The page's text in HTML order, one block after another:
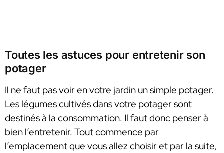
Toutes les astuces pour entretenir son
potager
Il ne faut pas voir en votre jardin un simple potager.
Les légumes cultivés dans votre potager sont
destinés à la consommation. Il faut donc penser à
bien l’entretenir. Tout commence par
l’emplacement que vous allez choisir et par la suite,